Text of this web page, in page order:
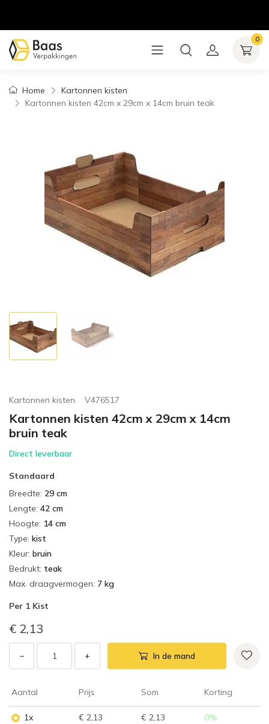
0
Home
Kartonnen kisten
Kartonnen kisten 42cm x 29cm x 14cm bruin teak
Kartonnen kisten V476517
Kartonnen kisten 42cm x 29cm x 14cm
bruin teak
Direct leverbaar
Standaard
Breedte: 29 cm
Lengte: 42 cm
Hoogte: 14 cm
Type: kist
Kleur: bruin
Bedrukt: teak
Max. draagvermogen: 7 kg
Per 1 Kist
€ 2,13
− + In de mand
Aantal Prijs Som Korting
1x € 2,13 € 2,13 0%